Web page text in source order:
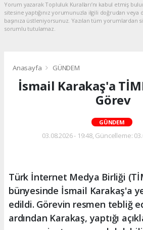
Yorum yazarak Topluluk Kuralları’nı kabul etmiş
sitesine yaptığınız yorumunuzla ilgili doğrudan
başınıza üstleniyorsunuz. Yazılan tüm
sorumlu tutulamaz.
Anasayfa GÜNDEM
İsmail Karakaş'a
Görev
GÜNDEM
03.08.2026 - 19:48, Güncelleme:
Türk İnternet Medya Birliği
bünyesinde İsmail Karakaş'a
edildi. Görevin resmen tebliğ
ardından Karakaş, yaptığı